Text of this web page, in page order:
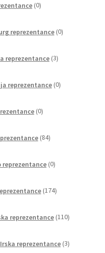
0izdelkov
reprezentance 0izdelkov
reprezentance 3izdelki
reprezentance 0izdelkov
0izdelkov
84izdelkov
reprezentance 0izdelkov
174izdelkov
reprezentance 110izdelkov
reprezentance 3izdelki